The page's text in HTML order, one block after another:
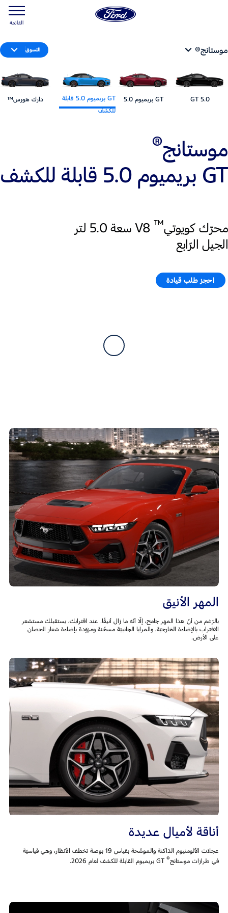
القائمة
موستانج® التسوق
5.0 GT GT بريميوم 5.0
GT بريميوم 5.0 قابلة
للكشف
دارك هورس™
موستانج®
GT بريميوم 5.0 قابلة للكشف
محرّك كويوتي™
الجيل الرّابع
احجز طلب قيادة​
المهر الأنيق
بالرّغم من أنّ هذا المهر جامح، إلّا أنّه ما زال أنيقًا. عند اقترابك، يستقبلك مستشعر
الاقتراب بالإضاءة الخارجيّة، والمرايا الجانبيّة مسخّنة ومزوّدة بإضاءة شعار الحصان
على الأرض.
أناقة لأميال عديدة
عجلات الألومنيوم الدّاكنة والموشّحة بقياس 19 بوصة تخطف الأنظار، وهي قياسيّة
في طرازات موستانج®GT بريميوم القابلة للكشف لعام 2026.